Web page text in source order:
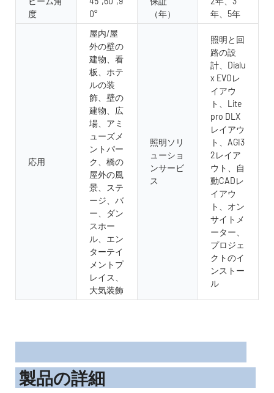
度
0°
（年）
年、5年
応用
屋内/屋
外の壁の
建物、看
板、ホテ
ルの装
飾、壁の
建物、広
場、アミ
ューズメ
ントパー
ク、橋の
屋外の風
景、ステ
ージ、バ
ー、ダン
スホー
ル、エン
ターテイ
メントプ
レイス、
大気装飾
照明ソリ
ューショ
ンサービ
ス
照明と回
路の設
計、Dialu
x EVOレ
イアウ
ト、Lite
pro DLX
レイアウ
ト、AGI3
2レイア
ウト、自
動CADレ
イアウ
ト、オン
サイトメ
ーター、
プロジェ
クトのイ
ンストー
ル
製品の詳細